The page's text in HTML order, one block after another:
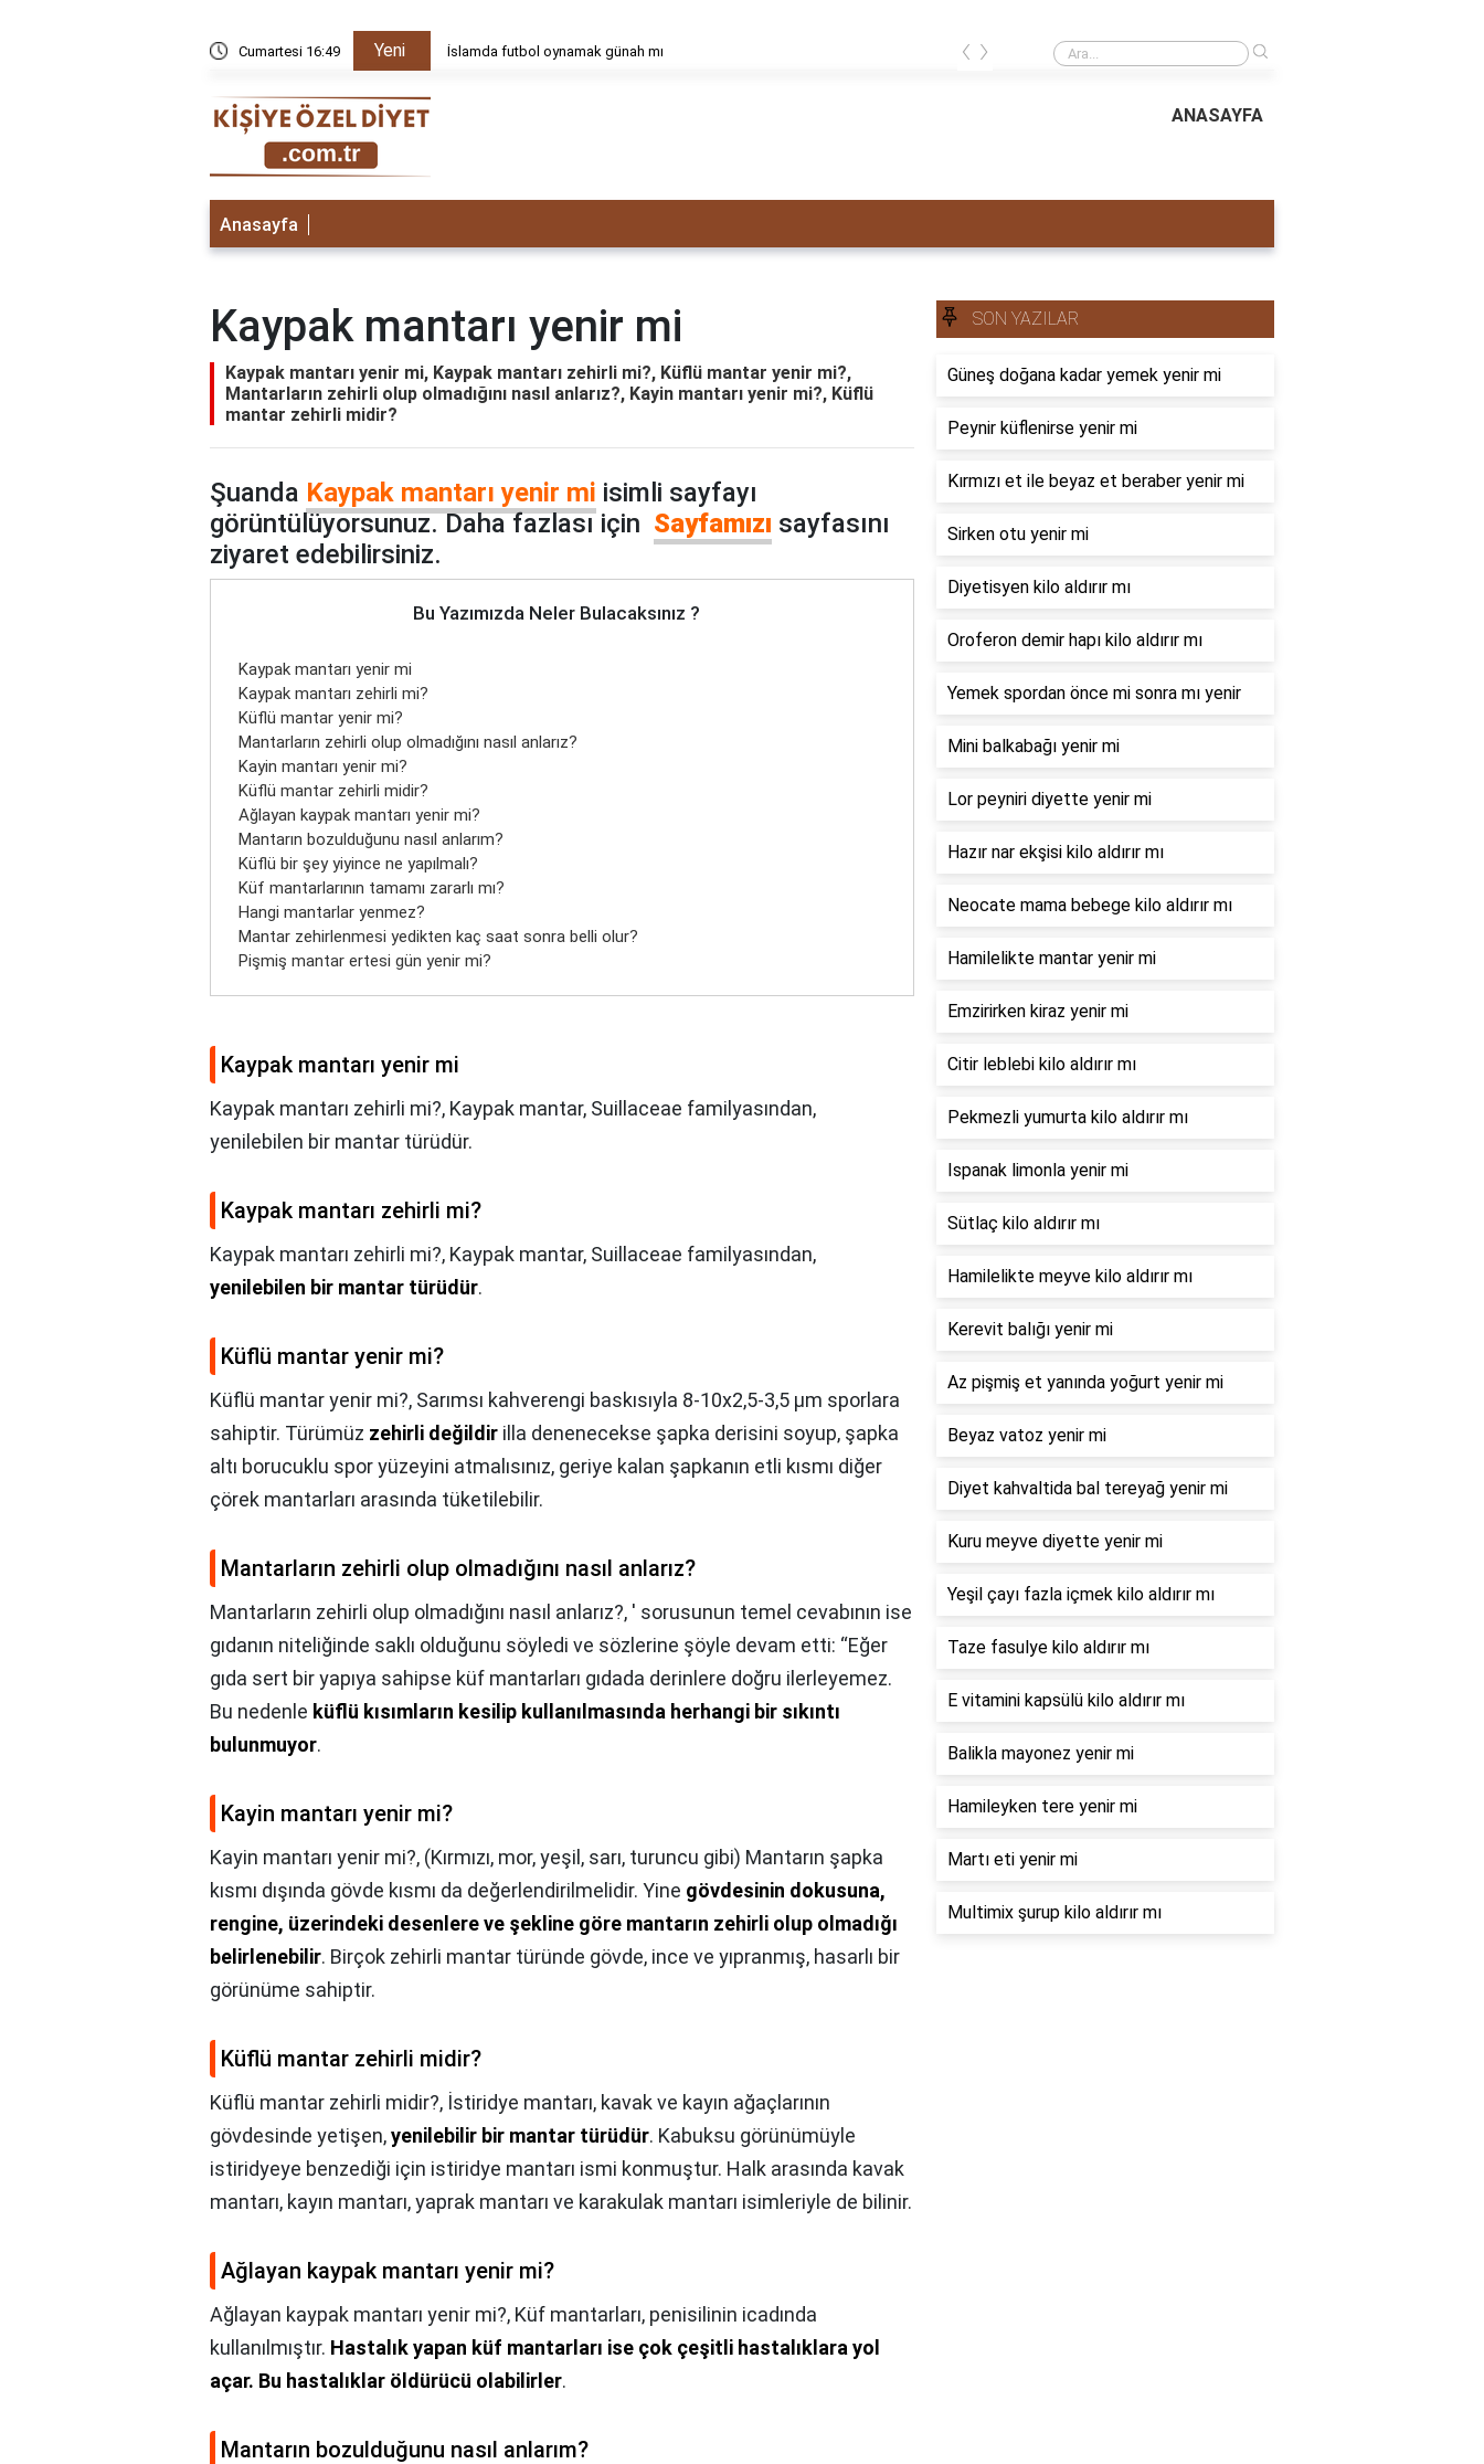
Cumartesi 16:49 Yeni İslamda futbol oynamak günah mı İslamda futbol oynamak günah mı
‹ ›
ANASAYFA
Anasayfa
Kaypak mantarı yenir mi
Kaypak mantarı yenir mi, Kaypak mantarı zehirli mi?, Küflü mantar yenir mi?,
Mantarların zehirli olup olmadığını nasıl anlarız?, Kayin mantarı yenir mi?, Küflü
mantar zehirli midir?
Şuanda Kaypak mantarı yenir mi isimli sayfayı
görüntülüyorsunuz. Daha fazlası için Sayfamızı sayfasını
ziyaret edebilirsiniz.
Bu Yazımızda Neler Bulacaksınız ?
Kaypak mantarı yenir mi
Kaypak mantarı zehirli mi?
Küflü mantar yenir mi?
Mantarların zehirli olup olmadığını nasıl anlarız?
Kayin mantarı yenir mi?
Küflü mantar zehirli midir?
Ağlayan kaypak mantarı yenir mi?
Mantarın bozulduğunu nasıl anlarım?
Küflü bir şey yiyince ne yapılmalı?
Küf mantarlarının tamamı zararlı mı?
Hangi mantarlar yenmez?
Mantar zehirlenmesi yedikten kaç saat sonra belli olur?
Pişmiş mantar ertesi gün yenir mi?
Kaypak mantarı yenir mi
Kaypak mantarı zehirli mi?, Kaypak mantar, Suillaceae familyasından,
yenilebilen bir mantar türüdür.
Kaypak mantarı zehirli mi?
Kaypak mantarı zehirli mi?, Kaypak mantar, Suillaceae familyasından,
yenilebilen bir mantar türüdür.
Küflü mantar yenir mi?
Küflü mantar yenir mi?, Sarımsı kahverengi baskısıyla 8-10x2,5-3,5 µm sporlara
sahiptir. Türümüz zehirli değildir illa denenecekse şapka derisini soyup, şapka
altı borucuklu spor yüzeyini atmalısınız, geriye kalan şapkanın etli kısmı diğer
çörek mantarları arasında tüketilebilir.
Mantarların zehirli olup olmadığını nasıl anlarız?
Mantarların zehirli olup olmadığını nasıl anlarız?, ' sorusunun temel cevabının ise
gıdanın niteliğinde saklı olduğunu söyledi ve sözlerine şöyle devam etti: “Eğer
gıda sert bir yapıya sahipse küf mantarları gıdada derinlere doğru ilerleyemez.
Bu nedenle küflü kısımların kesilip kullanılmasında herhangi bir sıkıntı
bulunmuyor.
Kayin mantarı yenir mi?
Kayin mantarı yenir mi?, (Kırmızı, mor, yeşil, sarı, turuncu gibi) Mantarın şapka
kısmı dışında gövde kısmı da değerlendirilmelidir. Yine gövdesinin dokusuna,
rengine, üzerindeki desenlere ve şekline göre mantarın zehirli olup olmadığı
belirlenebilir. Birçok zehirli mantar türünde gövde, ince ve yıpranmış, hasarlı bir
görünüme sahiptir.
Küflü mantar zehirli midir?
Küflü mantar zehirli midir?, İstiridye mantarı, kavak ve kayın ağaçlarının
gövdesinde yetişen,yenilebilir bir mantar türüdür. Kabuksu görünümüyle
istiridyeye benzediği için istiridye mantarı ismi konmuştur. Halk arasında kavak
mantarı, kayın mantarı, yaprak mantarı ve karakulak mantarı isimleriyle de bilinir.
Ağlayan kaypak mantarı yenir mi?
Ağlayan kaypak mantarı yenir mi?, Küf mantarları, penisilinin icadında
kullanılmıştır. Hastalık yapan küf mantarları ise çok çeşitli hastalıklara yol
açar. Bu hastalıklar öldürücü olabilirler.
Mantarın bozulduğunu nasıl anlarım?
SON YAZILAR
Güneş doğana kadar yemek yenir mi
Peynir küflenirse yenir mi
Kırmızı et ile beyaz et beraber yenir mi
Sirken otu yenir mi
Diyetisyen kilo aldırır mı
Oroferon demir hapı kilo aldırır mı
Yemek spordan önce mi sonra mı yenir
Mini balkabağı yenir mi
Lor peyniri diyette yenir mi
Hazır nar ekşisi kilo aldırır mı
Neocate mama bebege kilo aldırır mı
Hamilelikte mantar yenir mi
Emzirirken kiraz yenir mi
Citir leblebi kilo aldırır mı
Pekmezli yumurta kilo aldırır mı
Ispanak limonla yenir mi
Sütlaç kilo aldırır mı
Hamilelikte meyve kilo aldırır mı
Kerevit balığı yenir mi
Az pişmiş et yanında yoğurt yenir mi
Beyaz vatoz yenir mi
Diyet kahvaltida bal tereyağ yenir mi
Kuru meyve diyette yenir mi
Yeşil çayı fazla içmek kilo aldırır mı
Taze fasulye kilo aldırır mı
E vitamini kapsülü kilo aldırır mı
Balikla mayonez yenir mi
Hamileyken tere yenir mi
Martı eti yenir mi
Multimix şurup kilo aldırır mı